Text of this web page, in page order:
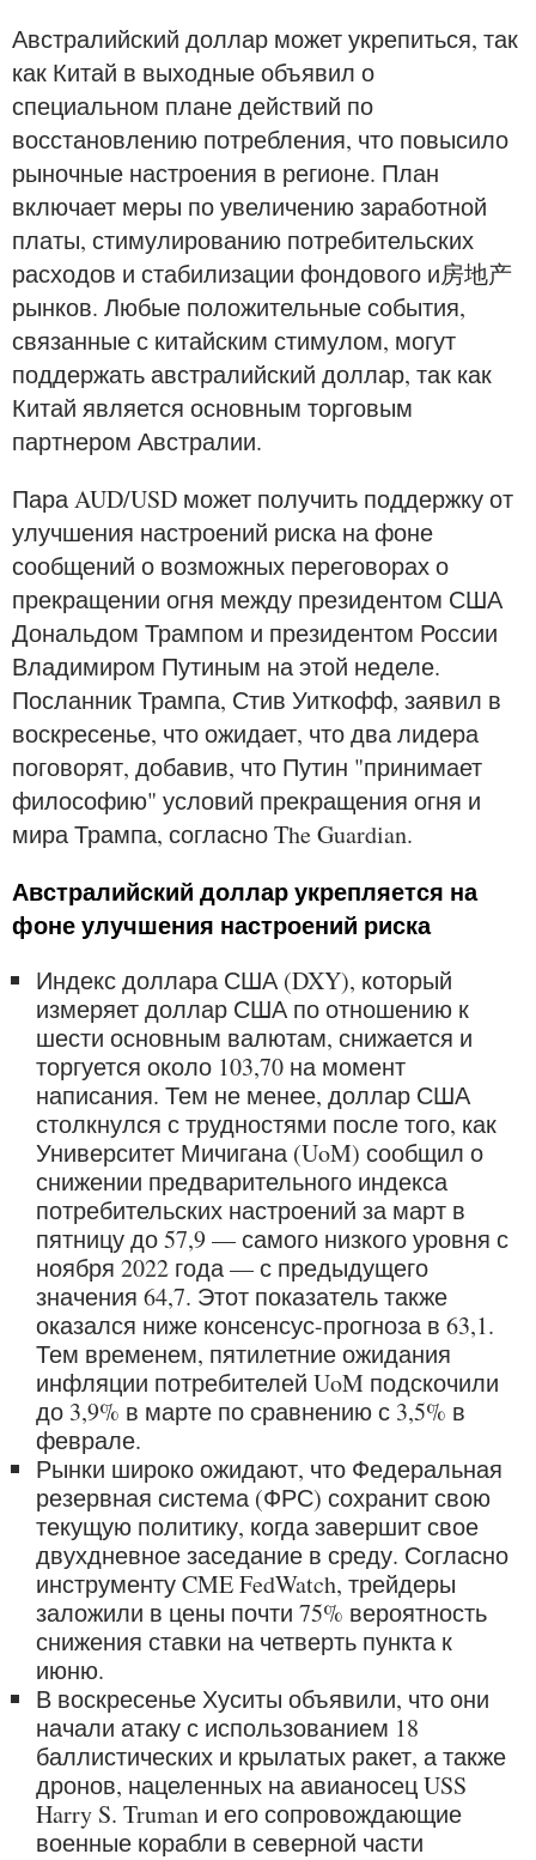
Австралийский доллар может укрепиться, так
как Китай в выходные объявил о
специальном плане действий по
восстановлению потребления, что повысило
рыночные настроения в регионе. План
включает меры по увеличению заработной
платы, стимулированию потребительских
расходов и стабилизации фондового и房地产
рынков. Любые положительные события,
связанные с китайским стимулом, могут
поддержать австралийский доллар, так как
Китай является основным торговым
партнером Австралии.
Пара AUD/USD может получить поддержку от
улучшения настроений риска на фоне
сообщений о возможных переговорах о
прекращении огня между президентом США
Дональдом Трампом и президентом России
Владимиром Путиным на этой неделе.
Посланник Трампа, Стив Уиткофф, заявил в
воскресенье, что ожидает, что два лидера
поговорят, добавив, что Путин "принимает
философию" условий прекращения огня и
мира Трампа, согласно The Guardian.
Австралийский доллар укрепляется на
фоне улучшения настроений риска
Индекс доллара США (DXY), который
измеряет доллар США по отношению к
шести основным валютам, снижается и
торгуется около 103,70 на момент
написания. Тем не менее, доллар США
столкнулся с трудностями после того, как
Университет Мичигана (UoM) сообщил о
снижении предварительного индекса
потребительских настроений за март в
пятницу до 57,9 — самого низкого уровня с
ноября 2022 года — с предыдущего
значения 64,7. Этот показатель также
оказался ниже консенсус-прогноза в 63,1.
Тем временем, пятилетние ожидания
инфляции потребителей UoM подскочили
до 3,9% в марте по сравнению с 3,5% в
феврале.
Рынки широко ожидают, что Федеральная
резервная система (ФРС) сохранит свою
текущую политику, когда завершит свое
двухдневное заседание в среду. Согласно
инструменту CME FedWatch, трейдеры
заложили в цены почти 75% вероятность
снижения ставки на четверть пункта к
июню.
В воскресенье Хуситы объявили, что они
начали атаку с использованием 18
баллистических и крылатых ракет, а также
дронов, нацеленных на авианосец USS
Harry S. Truman и его сопровождающие
военные корабли в северной части